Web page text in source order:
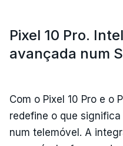
Pixel 10 Pro.
avançada num
Com o Pixel 10 Pro e o
redefine o que
num telemóvel. A